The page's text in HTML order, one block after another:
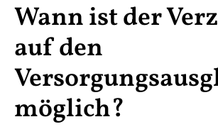
Wann ist der
auf den
möglich?